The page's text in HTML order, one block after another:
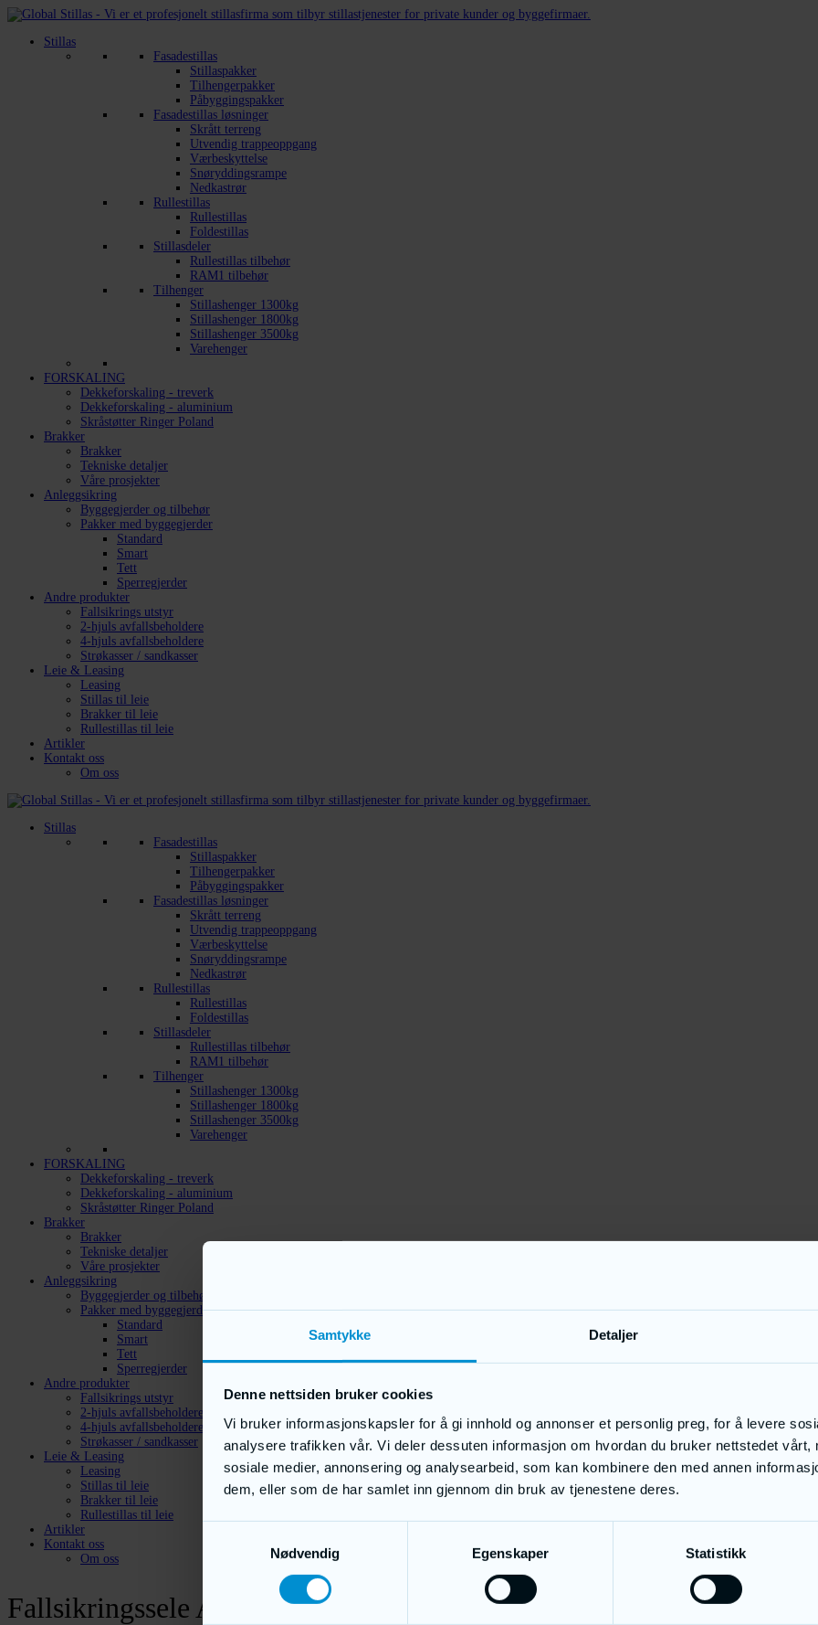
Samtykke Detaljer
Denne nettsiden bruker cookies
Vi bruker informasjonskapsler for å gi innhold og annonser et personlig preg, for å levere
analysere trafikken vår. Vi deler dessuten informasjon om hvordan du bruker nettstedet vårt,
sosiale medier, annonsering og analysearbeid, som kan kombinere den med annen
dem, eller som de har samlet inn gjennom din bruk av tjenestene deres.
Nødvendig
Egenskaper Statistikk
Stillas
Fasadestillas
Stillaspakker
Tilhengerpakker
Påbyggingspakker
Fasadestillas løsninger
Skrått terreng
Utvendig trappeoppgang
Værbeskyttelse
Snøryddingsrampe
Nedkastrør
Rullestillas
Rullestillas
Foldestillas
Stillasdeler
Rullestillas tilbehør
RAM1 tilbehør
Tilhenger
Stillashenger 1300kg
Stillashenger 1800kg
Stillashenger 3500kg
Varehenger
FORSKALING
Dekkeforskaling - treverk
Dekkeforskaling - aluminium
Skråstøtter Ringer Poland
Brakker
Brakker
Tekniske detaljer
Våre prosjekter
Anleggsikring
Byggegjerder og tilbehør
Pakker med byggegjerder
Standard
Smart
Tett
Sperregjerder
Andre produkter
Fallsikrings utstyr
2-hjuls avfallsbeholdere
4-hjuls avfallsbeholdere
Strøkasser / sandkasser
Leie & Leasing
Leasing
Stillas til leie
Brakker til leie
Rullestillas til leie
Artikler
Kontakt oss
Om oss
Stillas
Fasadestillas
Stillaspakker
Tilhengerpakker
Påbyggingspakker
Fasadestillas løsninger
Skrått terreng
Utvendig trappeoppgang
Værbeskyttelse
Snøryddingsrampe
Nedkastrør
Rullestillas
Rullestillas
Foldestillas
Stillasdeler
Rullestillas tilbehør
RAM1 tilbehør
Tilhenger
Stillashenger 1300kg
Stillashenger 1800kg
Stillashenger 3500kg
Varehenger
FORSKALING
Dekkeforskaling - treverk
Dekkeforskaling - aluminium
Skråstøtter Ringer Poland
Brakker
Brakker
Tekniske detaljer
Våre prosjekter
Anleggsikring
Byggegjerder og tilbehør
Pakker med byggegjerder
Standard
Smart
Tett
Sperregjerder
Andre produkter
Fallsikrings utstyr
2-hjuls avfallsbeholdere
4-hjuls avfallsbeholdere
Strøkasser / sandkasser
Leie & Leasing
Leasing
Stillas til leie
Brakker til leie
Rullestillas til leie
Artikler
Kontakt oss
Om oss
Fallsikringssele ACTION ONE AUTO